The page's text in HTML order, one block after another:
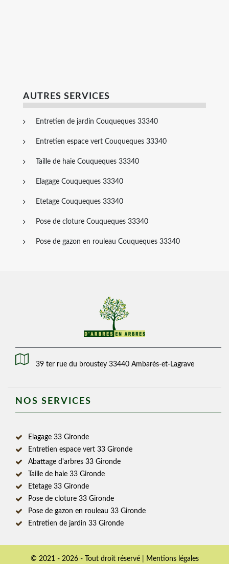
AUTRES SERVICES
Entretien de jardin Couqueques 33340
Entretien espace vert Couqueques 33340
Taille de haie Couqueques 33340
Elagage Couqueques 33340
Etetage Couqueques 33340
Pose de cloture Couqueques 33340
Pose de gazon en rouleau Couqueques 33340
39 ter rue du broustey 33440 Ambarès-et-Lagrave
NOS SERVICES
Elagage 33 Gironde
Entretien espace vert 33 Gironde
Abattage d'arbres 33 Gironde
Taille de haie 33 Gironde
Etetage 33 Gironde
Pose de cloture 33 Gironde
Pose de gazon en rouleau 33 Gironde
Entretien de jardin 33 Gironde
© 2021 - 2026 - Tout droit réservé | Mentions légales